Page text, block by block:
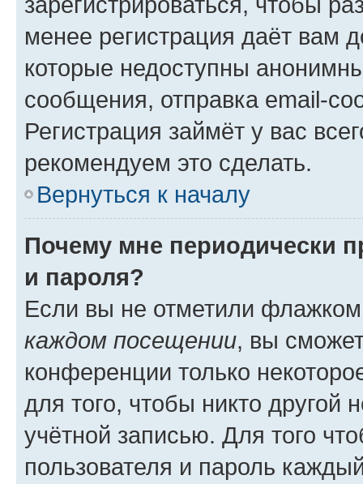
менее регистрация даёт вам
которые недоступны
сообщения, отправка email-
Регистрация займёт у вас
рекомендуем это сделать.
Вернуться к началу
Почему мне периодически
и пароля?
Если вы не отметили
каждом посещении, вы
конференции только
для того, чтобы никто другой
учётной записью. Для того
пользователя и пароль